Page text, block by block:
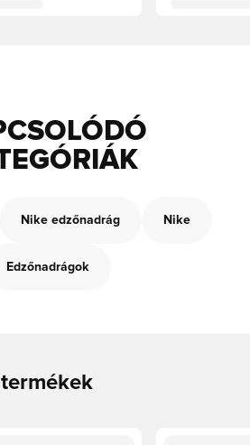
Nike edzőnadrág Nike
Edzőnadrágok